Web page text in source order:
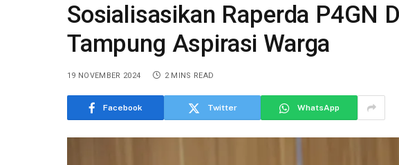
Sosialisasikan Raperda P4GN
Tampung Aspirasi Warga
19 NOVEMBER 2024 2 MINS READ
Facebook Twitter WhatsApp